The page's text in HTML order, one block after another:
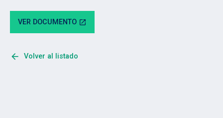
VER DOCUMENTO open_in_new
arrow_back Volver al listado